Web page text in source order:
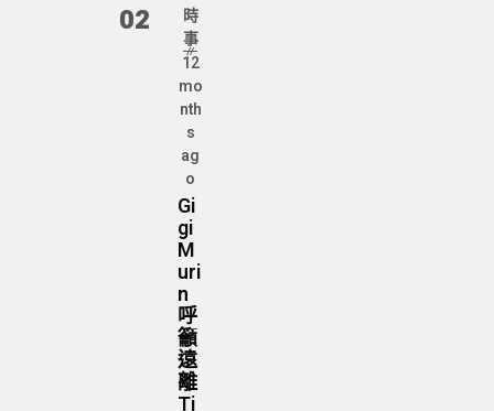
02
時
事
12
mo
nth
s
ag
o
Gi
gi
M
uri
n
呼
籲
遠
離
Ti